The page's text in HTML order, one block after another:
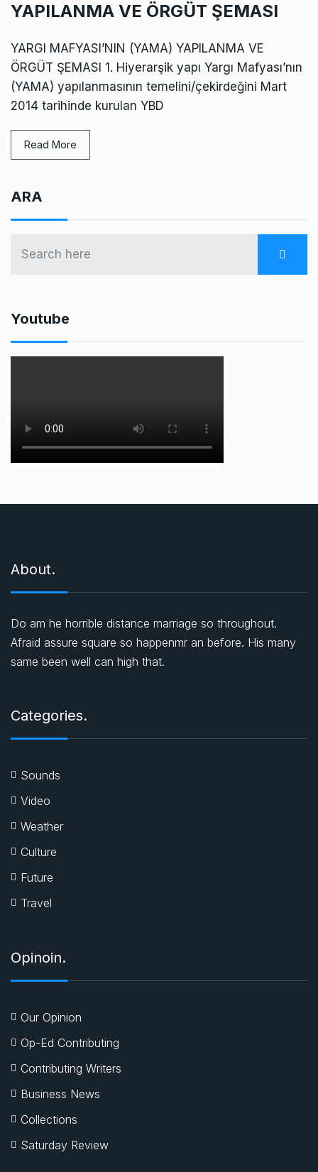
YAPILANMA VE ÖRGÜT ŞEMASI
YARGI MAFYASI’NIN (YAMA) YAPILANMA VE
ÖRGÜT ŞEMASI 1. Hiyerarşik yapı Yargı Mafyası’nın
(YAMA) yapılanmasının temelini/çekirdeğini Mart
2014 tarihinde kurulan YBD
Read More
ARA
Youtube
About.
Do am he horrible distance marriage so throughout.
Afraid assure square so happenmr an before. His many
same been well can high that.
Categories.
Sounds
Video
Weather
Culture
Future
Travel
Opinoin.
Our Opinion
Op-Ed Contributing
Contributing Writers
Business News
Collections
Saturday Review